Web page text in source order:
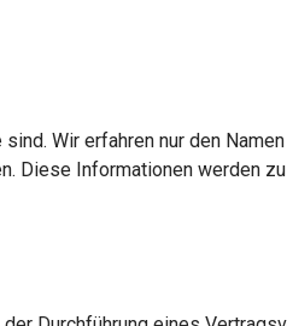
Wir erfahren nur den
Diese Informationen werden